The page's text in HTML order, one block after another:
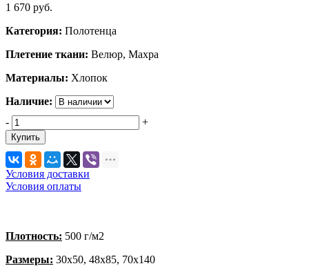
1 670 руб.
Категория: Полотенца
Плетение ткани: Велюр, Махра
Материалы: Хлопок
Наличие:
-
+
Купить
Условия доставки
Условия оплаты
Плотность: 500 г/м2
Размеры: 30х50, 48х85, 70х140